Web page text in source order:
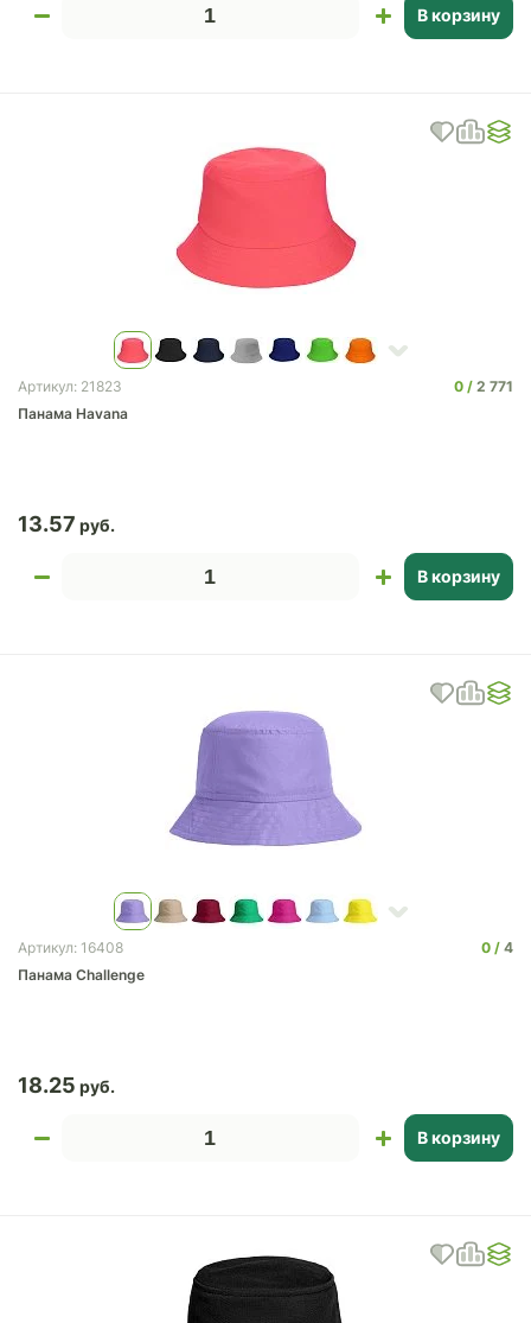
В корзину
Артикул: 21823 0
2 771
Панама Havana
13.57
В корзину
Артикул: 16408 0
4
Панама Challenge
18.25
В корзину